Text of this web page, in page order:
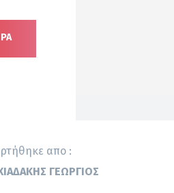
απο :
ΓΕΏΡΓΙΟΣ